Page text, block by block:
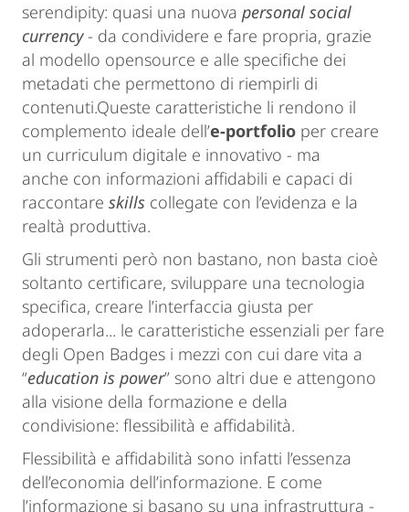
serendipity: quasi una nuova personal social
currency- da condividere e fare propria, grazie
al modello opensource e alle specifiche dei
metadati che permettono di riempirli di
contenuti.Queste caratteristiche li rendono il
complemento ideale dell’e-portfolio per creare
un curriculum digitale e innovativo - ma
anche con informazioni affidabili e capaci di
raccontare skills collegate con l’evidenza e la
realtà produttiva.
Gli strumenti però non bastano, non basta cioè
soltanto certificare, sviluppare una tecnologia
specifica, creare l’interfaccia giusta per
adoperarla... le caratteristiche essenziali per fare
degli Open Badges i mezzi con cui dare vita a
“education is power” sono altri due e attengono
alla visione della formazione e della
condivisione: flessibilità e affidabilità.
Flessibilità e affidabilità sono infatti l’essenza
dell’economia dell’informazione. E come
l’informazione si basano su una infrastruttura -